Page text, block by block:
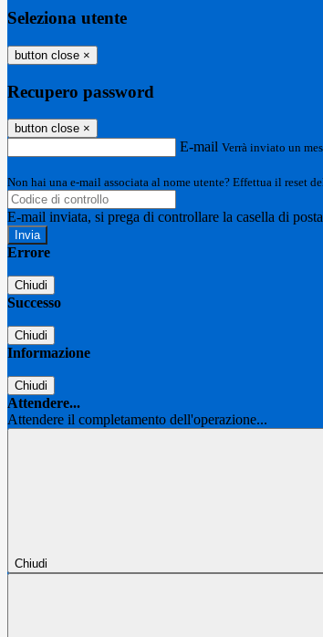
Seleziona utente
button close ×
Recupero password
button close ×
E-mail Verrà inviato un
Non hai una e-mail associata al nome utente? Effettua il reset
E-mail inviata, si prega di controllare la casella di
Errore
Chiudi
Successo
Chiudi
Informazione
Chiudi
Attendere...
Attendere il completamento dell'operazione...
Chiudi